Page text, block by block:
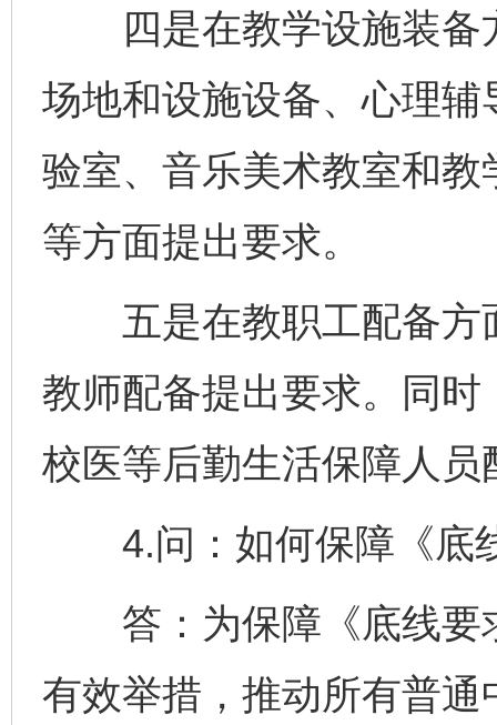
四是在教学设施装备
场地和设施设备、心理
验室、音乐美术教室和
等方面提出要求。
五是在教职工配备方
教师配备提出要求。同
校医等后勤生活保障人员
4.问：如何保障《底
答：为保障《底线要
有效举措，推动所有普